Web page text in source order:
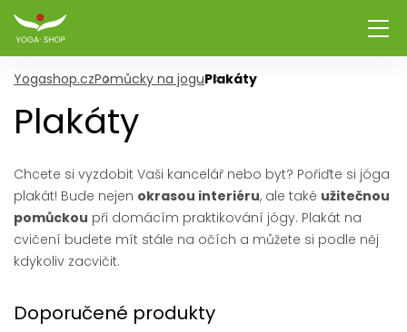
Yogashop.czPomůcky na joguPlakáty
Plakáty
Chcete si vyzdobit Vaši kancelář nebo byt? Pořiďte si jóga
plakát! Bude nejen okrasou interiéru, ale také užitečnou
pomůckou při domácím praktikování jógy. Plakát na
cvičení budete mít stále na očích a můžete si podle něj
kdykoliv zacvičit.
Doporučené produkty